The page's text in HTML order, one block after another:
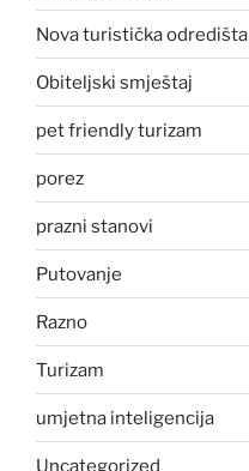
Nova turistička odredišta
Obiteljski smještaj
pet friendly turizam
porez
prazni stanovi
Putovanje
Razno
Turizam
umjetna inteligencija
Uncategorized